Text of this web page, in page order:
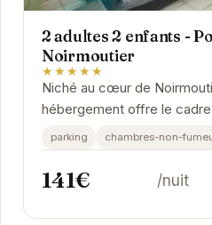
2 adultes 2 enfants -
Noirmoutier
★★★★★
Niché au cœur de
hébergement offre le
escapade insulaire.
plages et...
parking chambres-non-
141€ /nuit